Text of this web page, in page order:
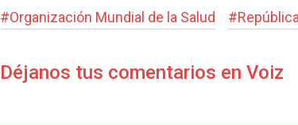
#Organización Mundial de la Salud #
Déjanos tus comentarios en Voiz